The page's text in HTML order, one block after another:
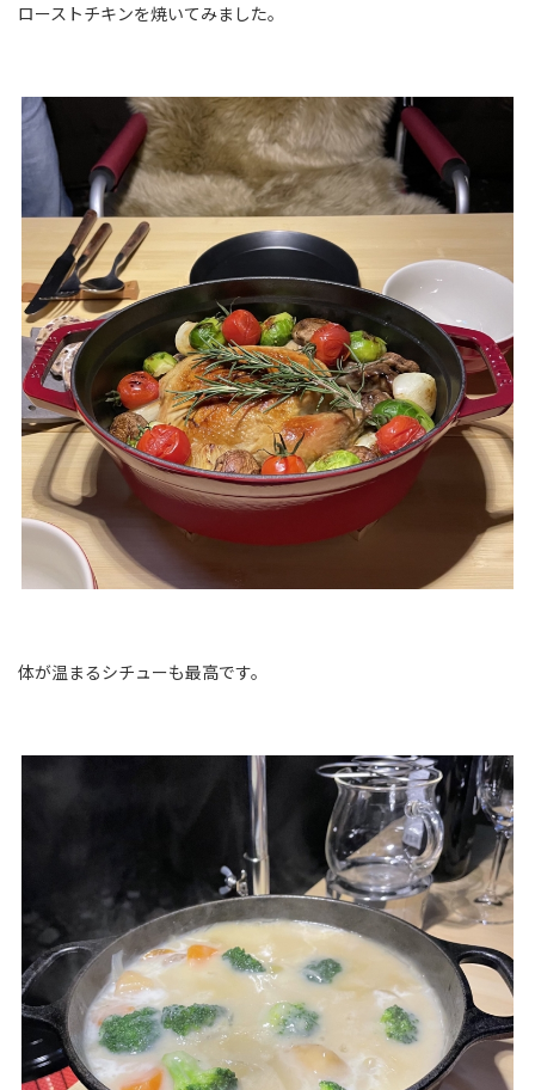
ローストチキンを焼いてみました。
体が温まるシチューも最高です。